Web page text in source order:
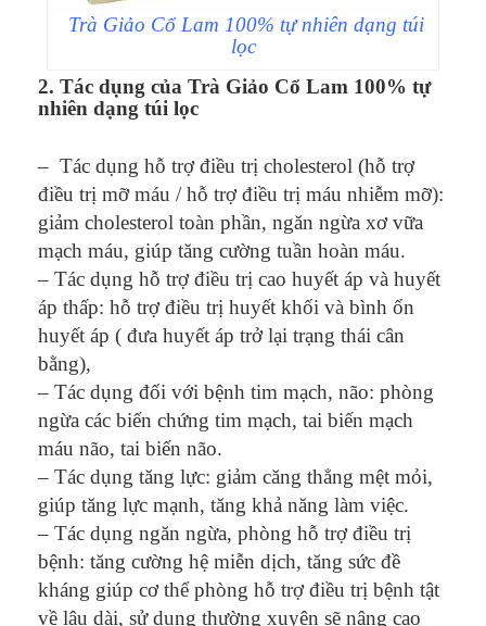
Trà Giảo Cổ Lam 100% tự nhiên dạng túi
lọc
2. Tác dụng của Trà Giảo Cổ Lam 100% tự
nhiên dạng túi lọc
– Tác dụng hỗ trợ điều trị cholesterol (hỗ trợ
điều trị mỡ máu / hỗ trợ điều trị máu nhiễm mỡ):
giảm cholesterol toàn phần, ngăn ngừa xơ vữa
mạch máu, giúp tăng cường tuần hoàn máu.
– Tác dụng hỗ trợ điều trị cao huyết áp và huyết
áp thấp: hỗ trợ điều trị huyết khối và bình ổn
huyết áp ( đưa huyết áp trở lại trạng thái cân
bằng),
– Tác dụng đối với bệnh tim mạch, não: phòng
ngừa các biến chứng tim mạch, tai biến mạch
máu não, tai biến não.
– Tác dụng tăng lực: giảm căng thẳng mệt mỏi,
giúp tăng lực mạnh, tăng khả năng làm việc.
– Tác dụng ngăn ngừa, phòng hỗ trợ điều trị
bệnh: tăng cường hệ miễn dịch, tăng sức đề
kháng giúp cơ thể phòng hỗ trợ điều trị bệnh tật
về lâu dài, sử dụng thường xuyên sẽ nâng cao